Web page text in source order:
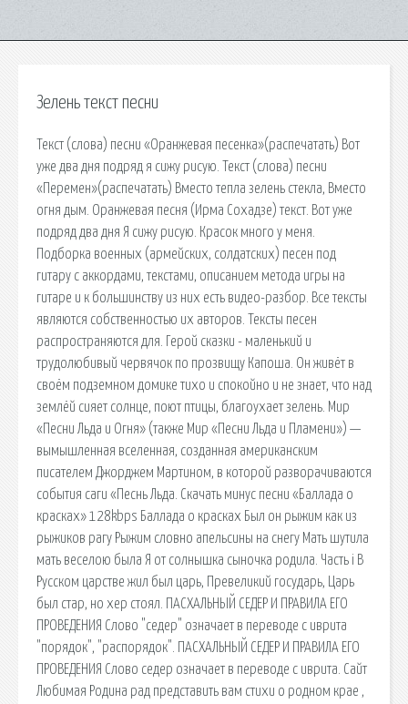
Зелень текст песни
Текст (слова) песни «Оранжевая песенка»(распечатать) Вот
уже два дня подpяд я сижу pисую. Текст (слова) песни
«Перемен»(распечатать) Вместо тепла зелень стекла, Вместо
огня дым. Оранжевая песня (Ирма Сохадзе) текст. Вот уже
подряд два дня Я сижу рисую. Красок много у меня.
Подборка военных (армейских, солдатских) песен под
гитару с аккордами, текстами, описанием метода игры на
гитаре и к большинству из них есть видео-разбор. Все тексты
являются собственностью их авторов. Тексты песен
распространяются для. Герой сказки - маленький и
трудолюбивый червячок по прозвищу Капоша. Он живёт в
своём подземном домике тихо и спокойно и не знает, что над
землёй сияет солнце, поют птицы, благоухает зелень. Мир
«Песни Льда и Огня» (также Мир «Песни Льда и Пламени») —
вымышленная вселенная, созданная американским
писателем Джорджем Мартином, в которой разворачиваются
события саги «Песнь Льда. Скачать минус песни «Баллада о
красках» 128kbps Баллада о красках Был он рыжим как из
рыжиков рагу Рыжим словно апельсины на снегу Мать шутила
мать веселою была Я от солнышка сыночка родила. Часть i В
Русском царстве жил был царь, Превеликий государь, Царь
был стар, но хер стоял. ПАСХАЛЬНЫЙ СЕДЕР И ПРАВИЛА ЕГО
ПРОВЕДЕНИЯ Слово "седер" означает в переводе с иврита
"порядок", "распорядок". ПАСХАЛЬНЫЙ СЕДЕР И ПРАВИЛА ЕГО
ПРОВЕДЕНИЯ Слово седер означает в переводе с иврита. Сайт
Любимая Родина рад представить вам стихи о родном крае ,